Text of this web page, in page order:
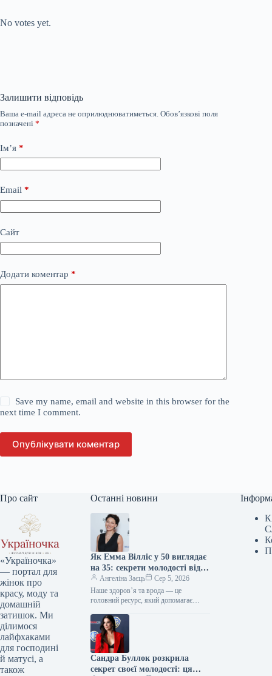
No votes yet.
Залишити відповідь
Ваша e-mail адреса не оприлюднюватиметься. Обов’язкові поля
позначені *
Ім’я *
Email *
Сайт
Додати коментар *
Save my name, email and website in this browser for the
next time I comment.
Опублікувати коментар
Про сайт
«Україночка»
— портал для
жінок про
красу, моду та
домашній
затишок. Ми
ділимося
лайфхаками
для господині
й матусі, а
також
Останні новини
Як Емма Вілліс у 50 виглядає
на 35: секрети молодості від
зірки
Ангеліна Заєць
Сер 5, 2026
Наше здоров’я та врода — це
головний ресурс, який допомагає
Редакція «Україночки» підготувала
для вас…
Сандра Буллок розкрила
секрет своєї молодості: ця